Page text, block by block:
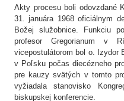
Akty procesu boli odovzdané
31. januára 1968 oficiálnym
Božej služobnice. Funkciu
profesor Gregorianum v
vicepostulátorom bol o. Izydor
v Poľsku počas diecézneho
pre kauzy svätých v tomto
vyžiadala stanovisko
biskupskej konferencie.